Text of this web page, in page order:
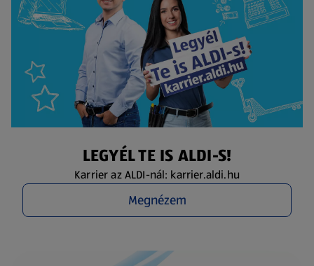
LEGYÉL TE IS ALDI-S!
Karrier az ALDI-nál: karrier.aldi.hu
Megnézem